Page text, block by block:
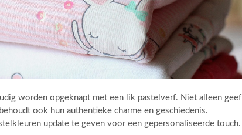
worden opgeknapt met een lik pastelverf. Niet alleen geef
ook hun authentieke charme en geschiedenis.
update te geven voor een gepersonaliseerde touch.